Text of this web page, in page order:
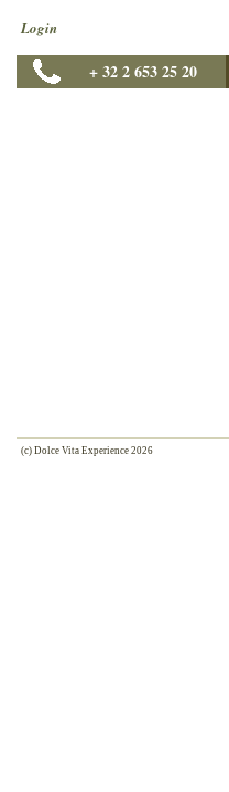
Login
+ 32 2 653 25 20
(c) Dolce Vita Experience 2026